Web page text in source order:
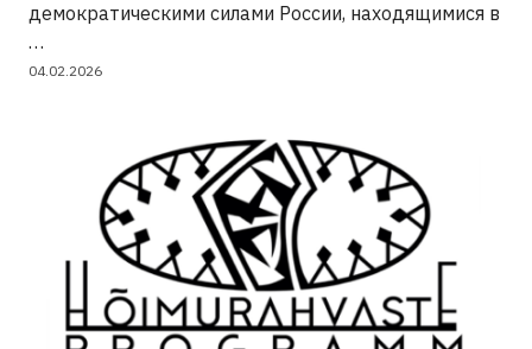
демократическими силами России, находящимися в
…
04.02.2026